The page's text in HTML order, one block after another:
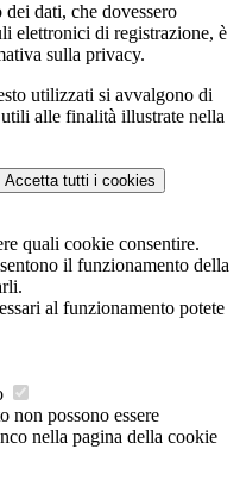
dati, che dovessero
elettronici di registrazione, è
sulla privacy.
utilizzati si avvalgono di
alle finalità illustrate nella
Accetta tutti i cookies
quali cookie consentire.
il funzionamento della
al funzionamento potete
non possono essere
nella pagina della cookie